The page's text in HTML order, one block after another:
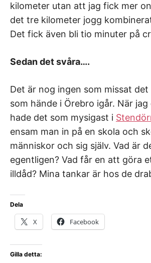
kilometer utan att jag fick mer
det tre kilometer jogg
Det fick även bli tio minuter på
Sedan det svåra….
Det är nog ingen som missat
som hände i Örebro igår. När
hade det som mysigast i
ensam man in på en skola och
människor och sig själv. Vad är
egentligen? Vad får en att göra
illdåd? Mina tankar är hos de
Dela
X Facebook
Gilla detta: